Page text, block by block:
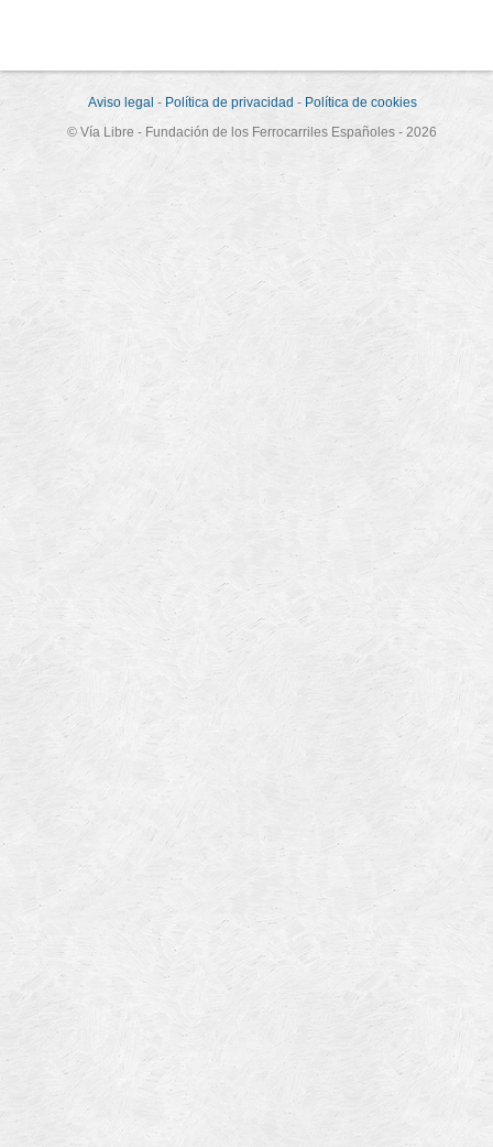
Aviso legal - Política de privacidad - Política de cookies
© Vía Libre - Fundación de los Ferrocarriles Españoles - 2026